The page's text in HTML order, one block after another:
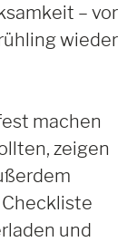
– vor
wieder
machen
zeigen
und